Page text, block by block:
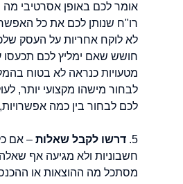
אומר לכם באופן אסרטיבי מה
רו"ח שנותן לכם את כל
לא לוקח אחריות על העסק
חושש שאם ימליץ לכם
מטעויות כנראה לא בטוח
לבחור מישהו מקצועי יותר,
לכם לבחור בין כמה אפשרויות,
5. דרשו לקבל שאלות – אם
חשבוניות ולא מגיעה אף
מסתכל מה ההוצאות או